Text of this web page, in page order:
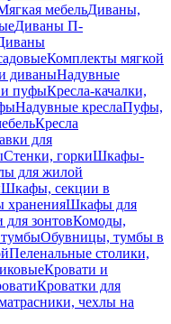
мебельДиваны,
Диваны П-
Комплекты мягкой
диваныНадувные
и пуфыКресла-качалки,
Надувные креслаПуфы,
Кресла
для
Стенки, горкиШкафы-
для жилой
Шкафы, секции в
храненияШкафы для
зонтовКомоды,
Обувницы, тумбы в
Пеленальные столики,
Кровати и
Кроватки для
чехлы на